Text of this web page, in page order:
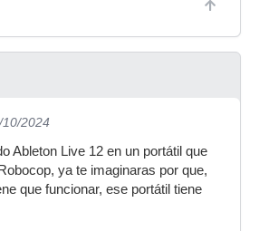
2024
Ableton Live 12 en un portátil que
ya te imaginaras por que,
que funcionar, ese portátil tiene